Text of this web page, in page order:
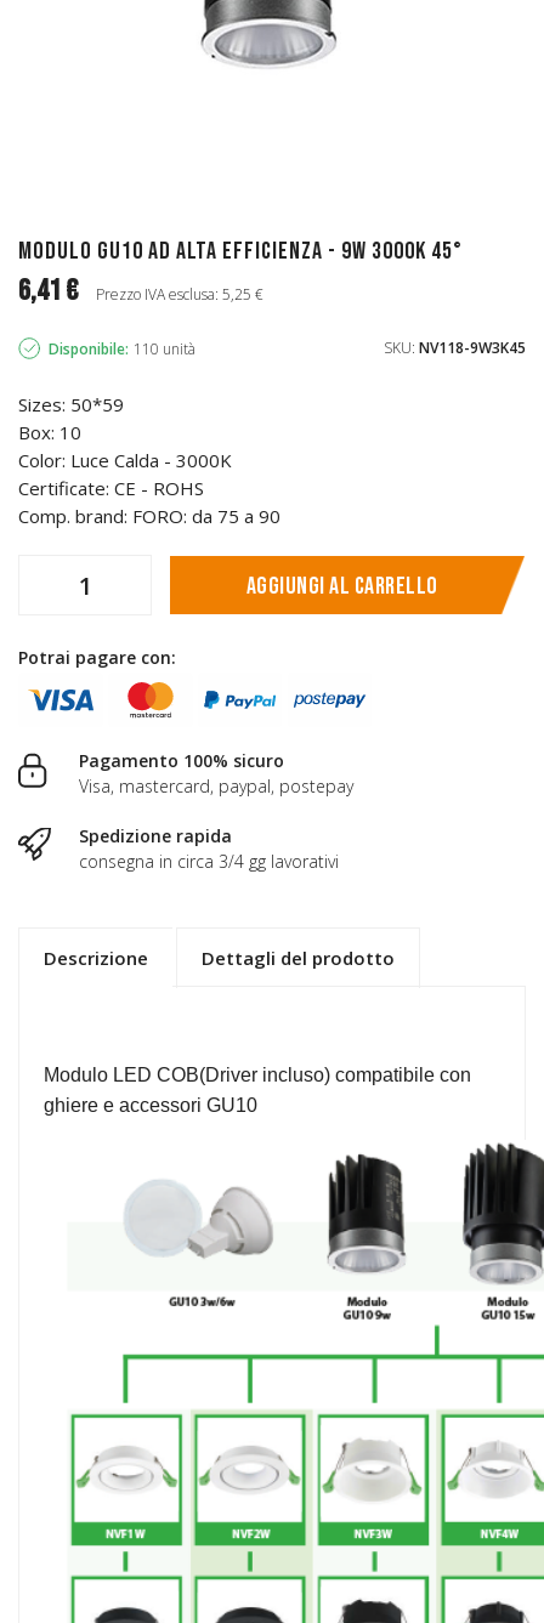
Modulo GU10 ad alta efficienza - 9W 3000k 45°
6,41 € Prezzo IVA esclusa: 5,25 €
Disponibile: 110 unità SKU: NV118-9W3K45
Sizes: 50*59
Box: 10
Color: Luce Calda - 3000K
Certificate: CE - ROHS
Comp. brand: FORO: da 75 a 90
Aggiungi al carrello
Potrai pagare con:
Pagamento 100% sicuro
Visa, mastercard, paypal, postepay
Spedizione rapida
consegna in circa 3/4 gg lavorativi
Descrizione Dettagli del prodotto
Modulo LED COB(Driver incluso) compatibile con
ghiere e accessori GU10